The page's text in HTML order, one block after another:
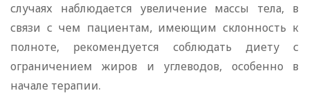
случаях наблюдается увеличение массы тела, в
связи с чем пациентам, имеющим склонность к
полноте, рекомендуется соблюдать диету с
ограничением жиров и углеводов, особенно в
начале терапии.